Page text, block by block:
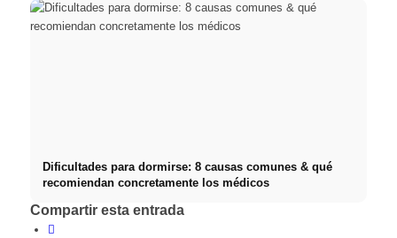
Dificultades para dormirse: 8 causas comunes & qué
recomiendan concretamente los médicos
Compartir esta entrada